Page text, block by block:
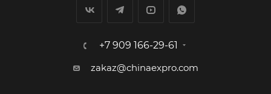
+7 909 166-29-61
zakaz@chinaexpro.com